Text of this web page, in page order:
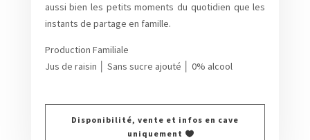
aussi bien les petits moments du quotidien que les
instants de partage en famille.
Production Familiale
Jus de raisin │ Sans sucre ajouté │ 0% alcool
Disponibilité, vente et infos en cave
uniquement